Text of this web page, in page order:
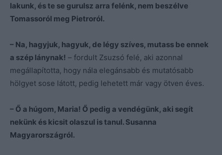
lakunk, és te se gurulsz arra felénk, nem beszélve
Tomassoról meg Pietroról.
– Na, hagyjuk, hagyuk, de légy szíves, mutass be ennek
a szép lánynak! – fordult Zsuzsó felé, aki azonnal
megállapította, hogy nála elegánsabb és mutatósabb
hölgyet sose látott, pedig lehetett már vagy ötven éves.
– Ő a húgom, Maria! Ő pedig a vendégünk, aki segít
nekünk és kicsit olaszul is tanul. Susanna
Magyarországról.